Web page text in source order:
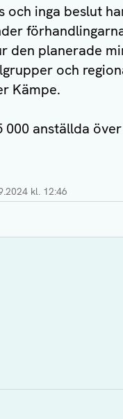
och inga beslut
den planerade
och
Kämpe.
anställda
kl. 12:46